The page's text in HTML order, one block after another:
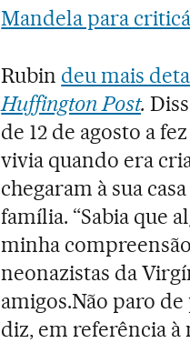
Mandela para
Rubin deu mais
Huffington Post.
de 12 de agosto a
vivia quando era
chegaram à sua
família. “Sabia que
minha
neonazistas da
amigos.Não paro
diz, em referência